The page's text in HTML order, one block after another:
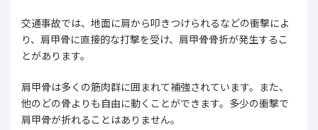
交通事故では、地面に肩から叩きつけられるなどの衝撃によ
り、肩甲骨に直接的な打撃を受け、肩甲骨骨折が発生するこ
とがあります。
肩甲骨は多くの筋肉群に囲まれて補強されています。また、
他のどの骨よりも自由に動くことができます。多少の衝撃で
肩甲骨が折れることはありません。